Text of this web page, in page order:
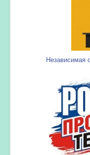
Независимая